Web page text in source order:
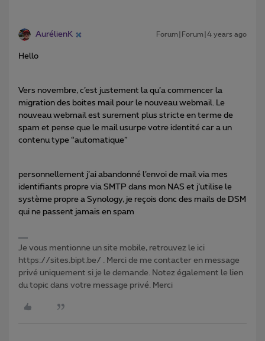
AurélienK Forum|Forum|4 years ago
Hello
Vers novembre, c’est justement la qu’a commencer la
migration des boites mail pour le nouveau webmail. Le
nouveau webmail est surement plus stricte en terme de
spam et pense que le mail usurpe votre identité car a un
contenu type “automatique”
personnellement j’ai abandonné l’envoi de mail via mes
identifiants propre via SMTP dans mon NAS et j’utilise le
système propre a Synology, je reçois donc des mails de DSM
qui ne passent jamais en spam
Je vous mentionne un site mobile, retrouvez le ici
https://sites.bipt.be/ . Merci de me contacter en message
privé uniquement si je le demande. Notez également le lien
du topic dans votre message privé. Merci